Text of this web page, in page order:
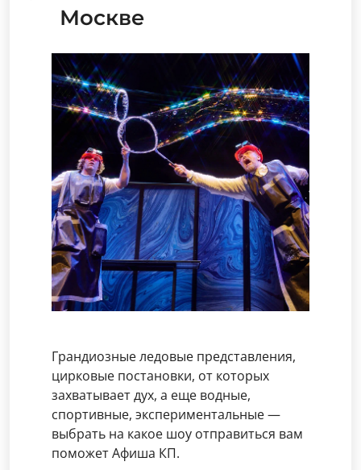
Москве
Грандиозные ледовые представления,
цирковые постановки, от которых
захватывает дух, а еще водные,
спортивные, экспериментальные —
выбрать на какое шоу отправиться вам
поможет Афиша КП.